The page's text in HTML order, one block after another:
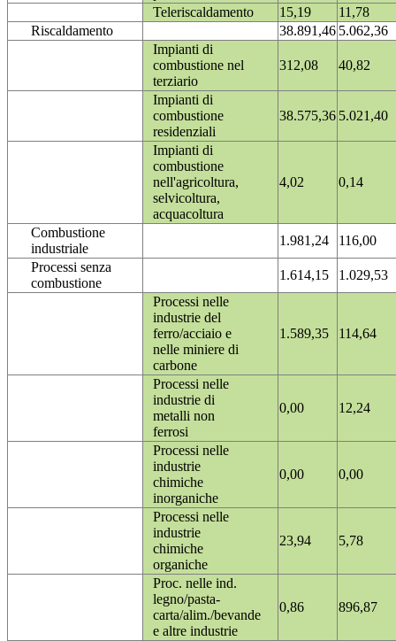
Teleriscaldamento 15,19
11,78
Riscaldamento
38.891,46 5.062,36
Impianti di
combustione nel
terziario
312,08 40,82
Impianti di
combustione
residenziali
38.575,36 5.021,40
Impianti di
combustione
nell'agricoltura,
selvicoltura,
acquacoltura
4,02 0,14
Combustione
industriale
1.981,24
116,00
Processi senza
combustione
1.614,15
1.029,53
Processi nelle
industrie del
ferro/acciaio e
nelle miniere di
carbone
1.589,35 114,64
Processi nelle
industrie di
metalli non
ferrosi
0,00 12,24
Processi nelle
industrie
chimiche
inorganiche
0,00 0,00
Processi nelle
industrie
chimiche
organiche
23,94 5,78
Proc. nelle ind.
legno/pasta-
carta/alim./bevande
e altre industrie
0,86 896,87